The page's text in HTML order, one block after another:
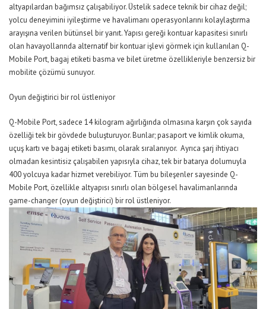
altyapılardan bağımsız çalışabiliyor. Üstelik sadece teknik bir cihaz değil;
yolcu deneyimini iyileştirme ve havalimanı operasyonlarını kolaylaştırma
arayışına verilen bütünsel bir yanıt.Yapısı gereği kontuar kapasitesi sınırlı
olan havayollarında alternatif bir kontuar işlevi görmek için kullanılan Q-
Mobile Port, bagaj etiketi basma ve bilet üretme özellikleriyle benzersizbir
mobilite çözümü sunuyor.
Oyun değiştirici bir rol üstleniyor
Q-Mobile Port, sadece 14 kilogram ağırlığında olmasına karşın çok sayıda
özelliği tek bir gövdede buluşturuyor. Bunlar;pasaport ve kimlik okuma,
uçuş kartı ve bagaj etiketi basımı, olarak sıralanıyor. Ayrıca şarj ihtiyacı
olmadan kesintisiz çalışabilen yapısıyla cihaz, tek bir batarya dolumuyla
400yolcuya kadar hizmet verebiliyor. Tüm bu bileşenler sayesinde Q-
Mobile Port, özellikle altyapısı sınırlı olan bölgesel havalimanlarında
game-changer (oyun değiştirici) bir rol üstleniyor.